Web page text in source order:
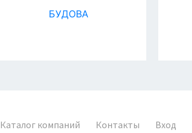
БУДОВА
Каталог компаний Контакты Вход